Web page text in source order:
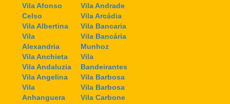
Vila Afonso
Celso
Vila Albertina
Vila
Alexandria
Vila Anchieta
Vila Andaluzia
Vila Angelina
Vila
Anhanguera
Vila Andrade
Vila Arcádia
Vila Bancaria
Vila Bancária
Munhoz
Vila
Bandeirantes
Vila Barbosa
Vila Barbosa
Vila Carbone